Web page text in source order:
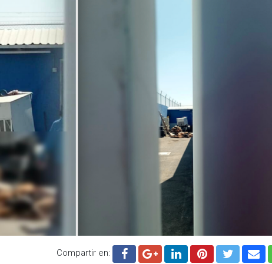
'N', quien enfrenta graves acusaciones que han llevado a este
municipal.
|
@cadenanoticiasmx
Compartir en: